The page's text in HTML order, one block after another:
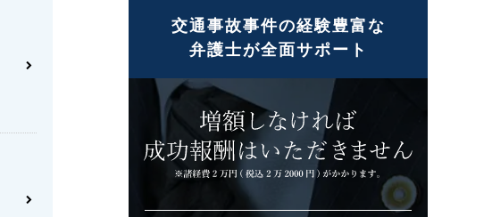
交通事故事件の経験豊富な
弁護士が全面サポート